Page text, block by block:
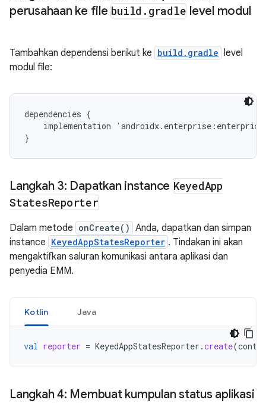
perusahaan ke file build . gradle level modul
Tambahkan dependensi berikut ke build.gradle level
modul file:
dependencies {
implementation
Langkah 3: Dapatkan instance KeyedApp
StatesReporter
Dalam metode onCreate() Anda, dapatkan dan simpan
instance KeyedAppStatesReporter . Tindakan ini akan
mengaktifkan saluran komunikasi antara aplikasi dan
penyedia EMM.
Kotlin Java
val reporter = KeyedAppStatesReporter .create(
Langkah 4: Membuat kumpulan status aplikasi